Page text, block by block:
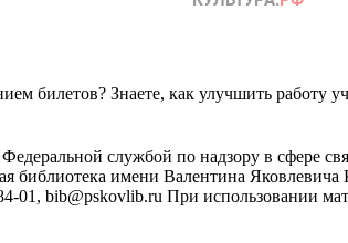
билетов? Знаете, как улучшить работу
службой по надзору в сфере
библиотека имени Валентина Яковлевича
01, bib@pskovlib.ru При использовании